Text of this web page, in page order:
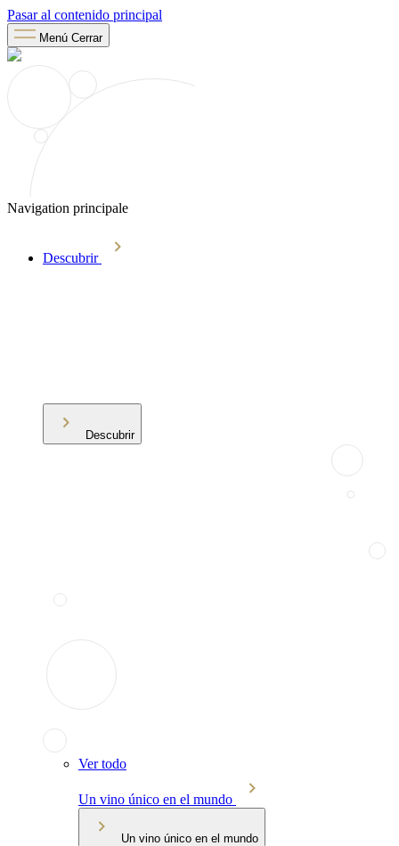
Pasar al contenido principal
Menú Cerrar
Navigation principale
Descubrir
Descubrir
Ver todo
Un vino único en el mundo
Un vino único en el mundo